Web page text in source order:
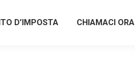
D’IMPOSTA CHIAMACI ORA